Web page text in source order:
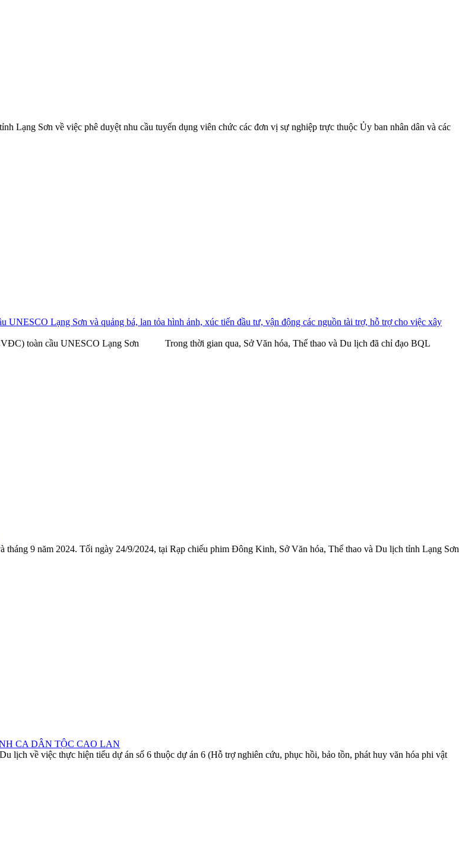
Lạng Sơn về việc phê duyệt nhu cầu tuyển dụng viên chức các đơn vị sự nghiệp trực thuộc Ủy ban nhân dân và các
UNESCO Lạng Sơn và quảng bá, lan tỏa hình ảnh, xúc tiến đầu tư, vận động các nguồn tài trợ, hỗ trợ cho việc xây
toàn cầu UNESCO Lạng Sơn Trong thời gian qua, Sở Văn hóa, Thể thao và Du lịch đã chỉ đạo BQL
tháng 9 năm 2024. Tối ngày 24/9/2024, tại Rạp chiếu phim Đông Kinh, Sở Văn hóa, Thể thao và Du lịch tỉnh Lạng Sơn
CA DÂN TỘC CAO LAN
về việc thực hiện tiểu dự án số 6 thuộc dự án 6 (Hỗ trợ nghiên cứu, phục hồi, bảo tồn, phát huy văn hóa phi vật